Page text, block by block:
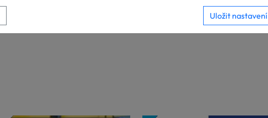
Uložit nastavení